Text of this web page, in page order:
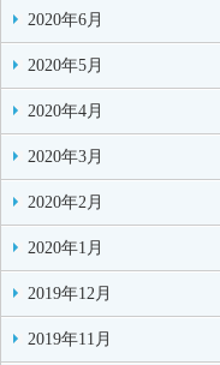
2020年6月
2020年5月
2020年4月
2020年3月
2020年2月
2020年1月
2019年12月
2019年11月